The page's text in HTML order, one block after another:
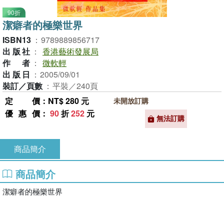
90折
潔癖者的極樂世界
ISBN13 ： 9789889856717
出版社 ： 香港藝術發展局
作者 ： 微軟輕
出版日 ： 2005/09/01
裝訂／頁數 ： 平裝／240頁
定價 ：NT$ 280 元
優惠價 ： 90折252 元
未開放訂購
無法訂購
商品簡介
商品簡介
潔癖者的極樂世界